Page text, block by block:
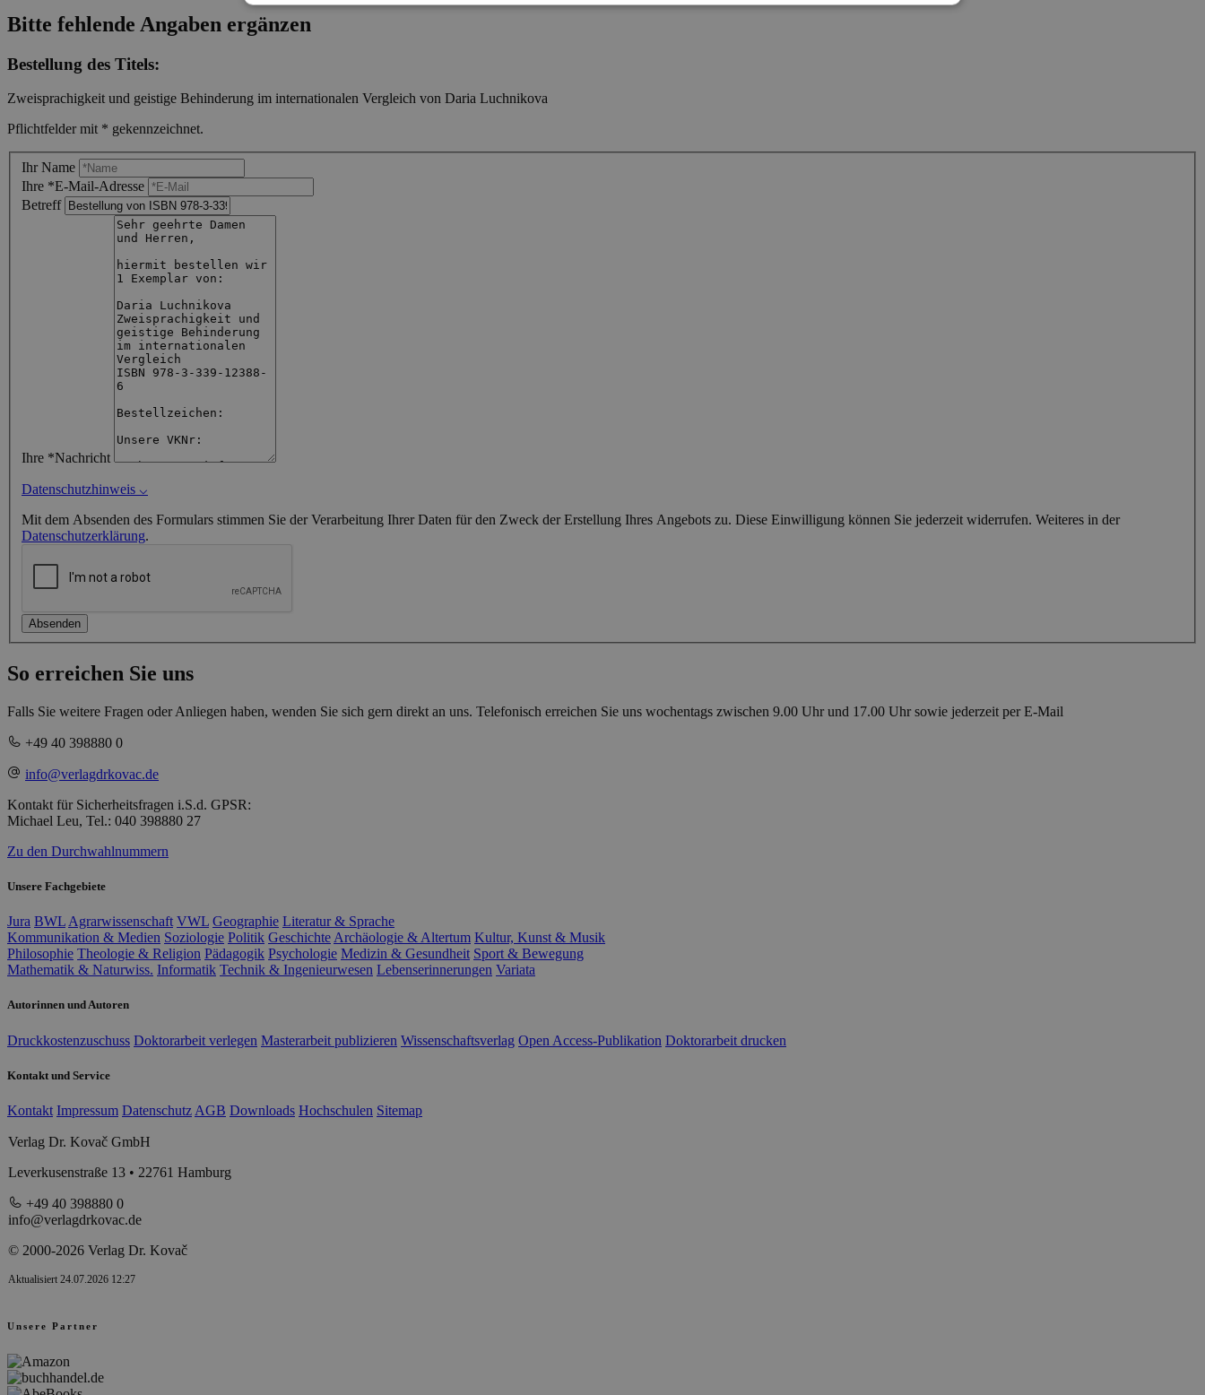
Bitte fehlende Angaben ergänzen
Bestellung des Titels:
Zweisprachigkeit und geistige Behinderung im internationalen Vergleich von Daria Luchnikova
Pflichtfelder mit * gekennzeichnet.
Ihr Name
Ihre *E-Mail-Adresse
Betreff
Ihre *Nachricht
Datenschutzhinweis ⌵
Mit dem Absenden des Formulars stimmen Sie der Verarbeitung Ihrer Daten für den Zweck der Erstellung Ihres Angebots zu. Diese Einwilligung können Sie jederzeit widerrufen. Weiteres in der
Datenschutzerklärung.
Absenden
So erreichen Sie uns
Falls Sie weitere Fragen oder Anliegen haben, wenden Sie sich gern direkt an uns. Telefonisch erreichen Sie uns wochentags zwischen 9.00 Uhr und 17.00 Uhr sowie jederzeit per E-Mail
+49 40 398880 0
info@verlagdrkovac.de
Kontakt für Sicherheitsfragen i.S.d. GPSR:
Michael Leu, Tel.: 040 398880 27
Zu den Durchwahlnummern
Unsere Fachgebiete
Jura BWL Agrarwissenschaft VWL Geographie Literatur & Sprache
Kommunikation & Medien Soziologie Politik Geschichte Archäologie & Altertum Kultur, Kunst & Musik
Philosophie Theologie & Religion Pädagogik Psychologie Medizin & Gesundheit Sport & Bewegung
Mathematik & Naturwiss. Informatik Technik & Ingenieurwesen Lebenserinnerungen Variata
Autorinnen und Autoren
Druckkostenzuschuss Doktorarbeit verlegen Masterarbeit publizieren Wissenschaftsverlag Open Access-Publikation Doktorarbeit drucken
Kontakt und Service
Kontakt Impressum Datenschutz AGB Downloads Hochschulen Sitemap
Verlag Dr. Kovač GmbH
Leverkusenstraße 13 • 22761 Hamburg
+49 40 398880 0
info@verlagdrkovac.de
© 2000-2026 Verlag Dr. Kovač
Aktualisiert 24.07.2026 12:27
Unsere Partner